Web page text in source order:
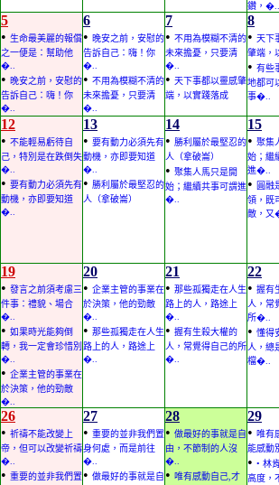
鑽，�..
5
• 生命最美麗的報償
之一便是：幫助他
�..
• 晚安之前，安慰的
告訴自己：嗨！你
�..
6
• 晚安之前，安慰的
告訴自己：嗨！你
�..
• 不用為模糊不清的
未來擔憂，只要清
�..
7
• 不用為模糊不清的
未來擔憂，只要清
�..
• 天下事都以靈感肇
端，以實踐落成
8
• 天下
肇端，
• 有些
地都可
事�..
12
• 不能輕易虧待自
己，特別是在跌倒失
�..
• 要有動力必須先有
動機，亦即要知道
�..
13
• 要有動力必須先有
動機，亦即要知道
�..
• 勝利屬於最堅忍的
人（拿破崙）
14
• 勝利屬於最堅忍的
人（拿破崙）
• 聚集人馬只是開
始；繼續共事可謂進
�..
15
• 聚集
始；繼
進�..
•
圓融
領，既
敵，
19
• 發言之前須考慮三
件事：禮貌、場合
�..
• 如果時光能夠倒
轉，我一定會珍惜別
�..
• 企業主管的事業在
於決策，他的勁敵
�..
20
• 企業主管的事業在
於決策，他的勁敵
�..
• 那些孤獨走在人生
路上的人，路途上
�..
21
• 那些孤獨走在人生
路上的人，路途上
�..
• 握有生殺大權的
人，常覺得自己的所
�..
22
• 握有
人，常
所�..
• 懂得
人，總
檔�..
26
• 祈禱不能改變上
帝，但可以改變祈禱
�..
• 重要的並非我們置
27
• 重要的並非我們置
身何處，而是前往
�..
• 做最好的事就是自
28
• 做最好的事就是自
由，不節制的人沒
�..
• 唯有感動自己,才
29
• 唯有
能感動
• • 林
高度，